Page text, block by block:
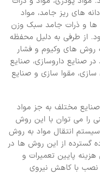
های ریز جامد، مواد
ها و ذرات جامد سبک وزن
از طرفی به دلیل محفظه
روش های وکیوم و فشار
صنایع داروسازی، صنایع
سازی، مقوا سازی و صنایع
صنایع مختلف به جز مواد
را می توان با این روش
سیستم انتقال مواد به روش
گسترده از این روش ها در
پایین تعمیرات و
نصب با کاهش نیروی